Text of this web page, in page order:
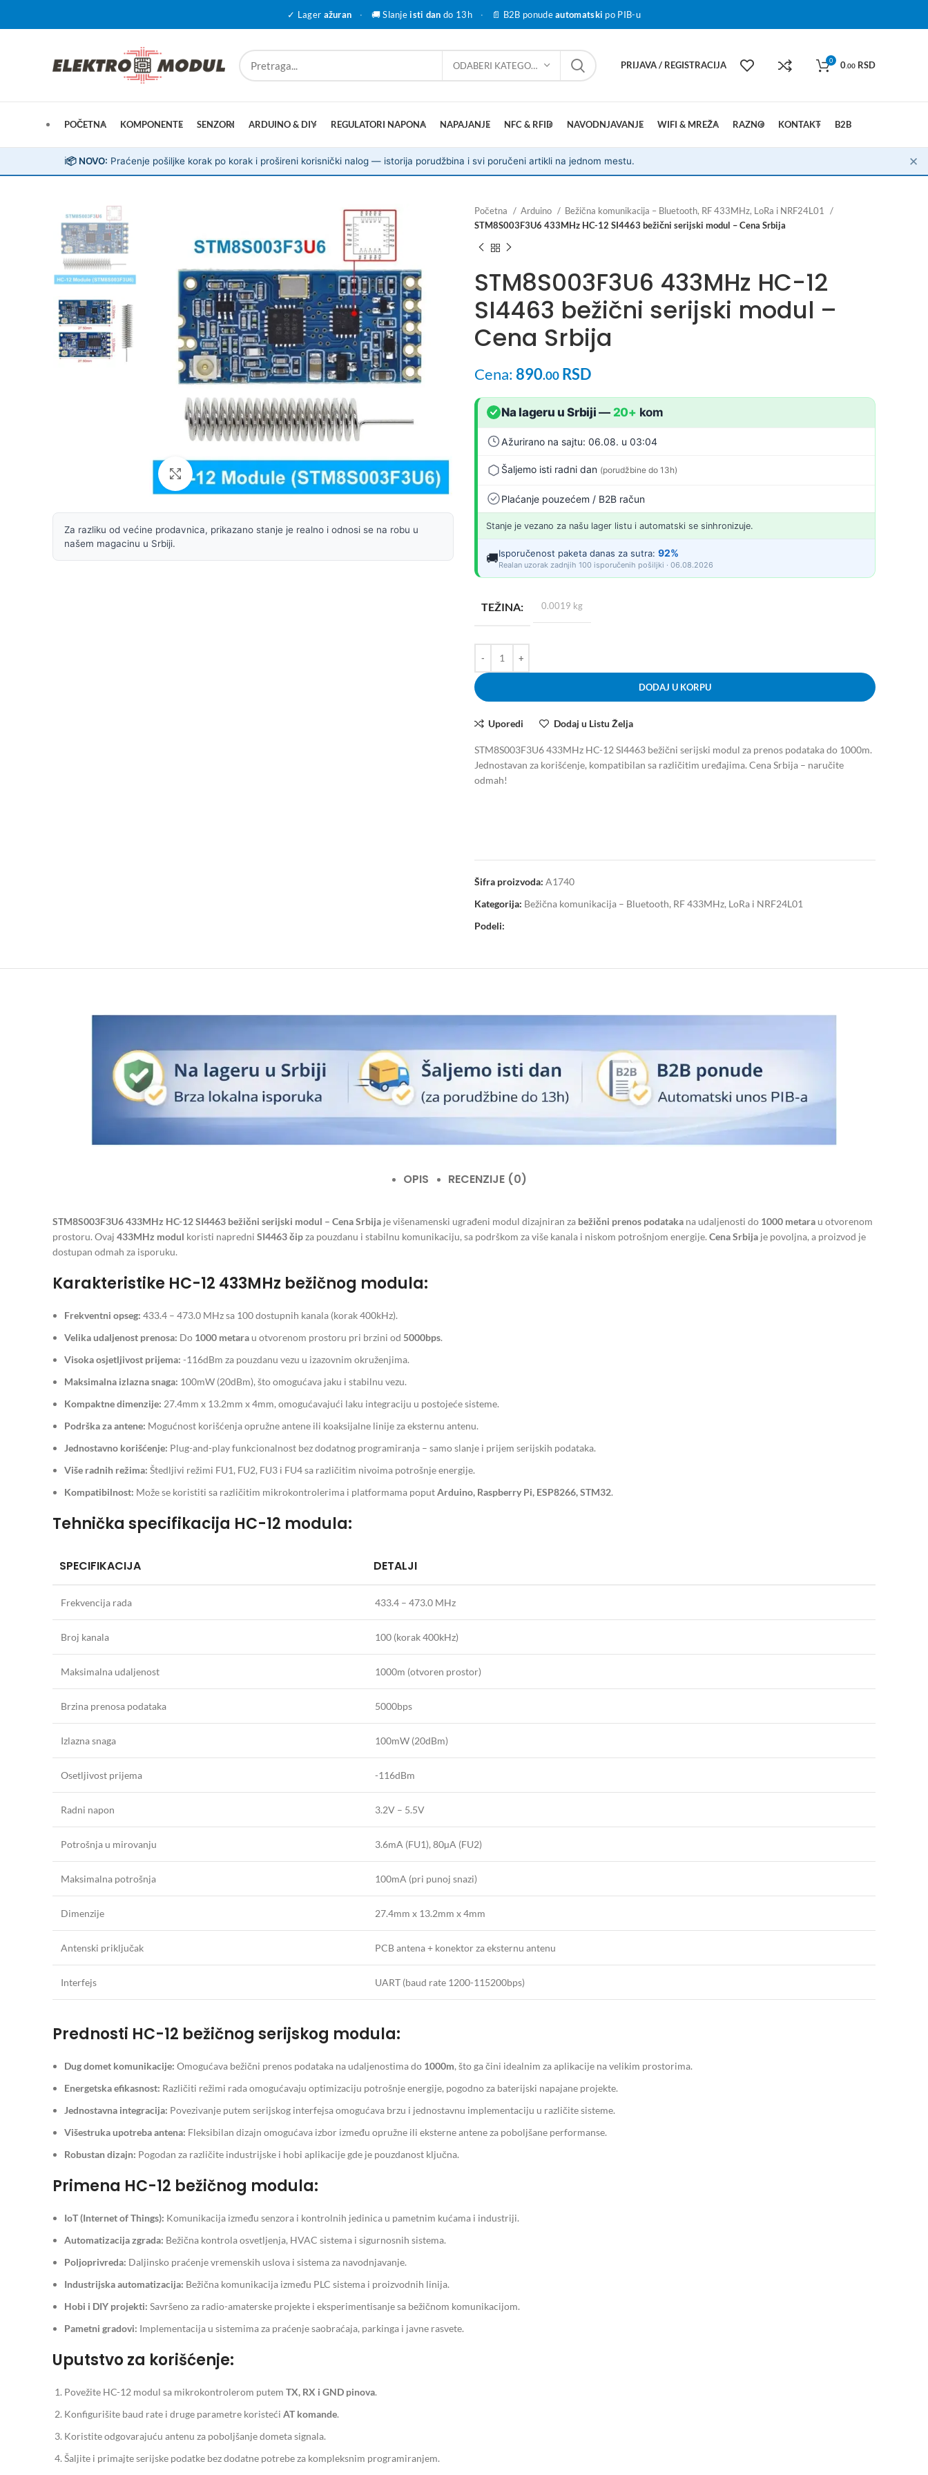
✓ Lager ažuran · 🚚 Slanjeisti dan do 13h · 📄 B2B ponudeautomatski po PIB-u
ODABERI KATEGORIJU PRIJAVA / REGISTRACIJA 0 0.00 RSD
POČETNA KOMPONENTE SENZORI ARDUINO & DIY REGULATORI NAPONA NAPAJANJE NFC & RFID NAVODNJAVANJE WIFI & MREŽA RAZNO KONTAKT B2B
ℹ️📦 NOVO: Praćenje pošiljke korak po korak i prošireni korisnički nalog — istorija porudžbina i svi poručeni artikli na jednom mestu. ✕
Uvećaj sliku
Za razliku od većine prodavnica, prikazano stanje je realno i odnosi se na robu u
našem magacinu u Srbiji.
Početna Arduino
Bežična komunikacija – Bluetooth, RF 433MHz, LoRa i NRF24L01
STM8S003F3U6 433MHz HC-12 SI4463 bežični serijski modul – Cena Srbija
STM8S003F3U6 433MHz HC-12
SI4463 bežični serijski modul –
Cena Srbija
Cena: 890.00 RSD
Na lageru u Srbiji — 20+ kom
Ažurirano na sajtu: 06.08. u 03:04
Šaljemo isti radni dan (porudžbine do 13h)
Plaćanje pouzećem / B2B račun
Stanje je vezano za našu lager listu i automatski se sinhronizuje.
🚚Isporučenost paketa danas za sutra: 92%
Realan uzorak zadnjih 100 isporučenih pošiljki · 06.08.2026
TEŽINA 0.0019 kg
DODAJ U KORPU
Uporedi Dodaj u Listu Želja
STM8S003F3U6 433MHz HC-12 SI4463 bežični serijski modul za prenos podataka do 1000m.
Jednostavan za korišćenje, kompatibilan sa različitim uređajima. Cena Srbija – naručite
odmah!
Šifra proizvoda: A1740
Kategorija: Bežična komunikacija – Bluetooth, RF 433MHz, LoRa i NRF24L01
Podeli:
OPIS RECENZIJE (0)
STM8S003F3U6 433MHz HC-12 SI4463 bežični serijski modul – Cena Srbija je višenamenski ugrađeni modul dizajniran za bežični prenos podataka na udaljenosti do 1000 metara u otvorenom
prostoru. Ovaj 433MHz modul koristi napredni SI4463 čipza pouzdanu i stabilnu komunikaciju, sa podrškom za više kanala i niskom potrošnjom energije. Cena Srbija je povoljna, a proizvod je
dostupan odmah za isporuku.
Karakteristike HC-12 433MHz bežičnog modula:
Frekventni opseg: 433.4 – 473.0 MHz sa 100 dostupnih kanala (korak 400kHz).
Velika udaljenost prenosa: Do 1000 metara u otvorenom prostoru pri brzini od 5000bps.
Visoka osjetljivost prijema: -116dBm za pouzdanu vezu u izazovnim okruženjima.
Maksimalna izlazna snaga: 100mW (20dBm), što omogućava jaku i stabilnu vezu.
Kompaktne dimenzije: 27.4mm x 13.2mm x 4mm, omogućavajući laku integraciju u postojeće sisteme.
Podrška za antene: Mogućnost korišćenja opružne antene ili koaksijalne linije za eksternu antenu.
Jednostavno korišćenje: Plug-and-play funkcionalnost bez dodatnog programiranja – samo slanje i prijem serijskih podataka.
Više radnih režima: Štedljivi režimi FU1, FU2, FU3 i FU4 sa različitim nivoima potrošnje energije.
Kompatibilnost: Može se koristiti sa različitim mikrokontrolerima i platformama poputArduino, Raspberry Pi, ESP8266, STM32.
Tehnička specifikacija HC-12 modula:
SPECIFIKACIJA DETALJI
Frekvencija rada 433.4 – 473.0 MHz
Broj kanala 100 (korak 400kHz)
Maksimalna udaljenost 1000m (otvoren prostor)
Brzina prenosa podataka 5000bps
Izlazna snaga 100mW (20dBm)
Osetljivost prijema -116dBm
Radni napon 3.2V – 5.5V
Potrošnja u mirovanju 3.6mA (FU1), 80µA (FU2)
Maksimalna potrošnja 100mA (pri punoj snazi)
Dimenzije 27.4mm x 13.2mm x 4mm
Antenski priključak PCB antena + konektor za eksternu antenu
Interfejs UART (baud rate 1200-115200bps)
Prednosti HC-12 bežičnog serijskog modula:
Dug domet komunikacije: Omogućava bežični prenos podataka na udaljenostima do 1000m, što ga čini idealnim za aplikacije na velikim prostorima.
Energetska efikasnost: Različiti režimi rada omogućavaju optimizaciju potrošnje energije, pogodno za baterijski napajane projekte.
Jednostavna integracija: Povezivanje putem serijskog interfejsa omogućava brzu i jednostavnu implementaciju u različite sisteme.
Višestruka upotreba antena: Fleksibilan dizajn omogućava izbor između opružne ili eksterne antene za poboljšane performanse.
Robustan dizajn: Pogodan za različite industrijske i hobi aplikacije gde je pouzdanost ključna.
Primena HC-12 bežičnog modula:
IoT (Internet of Things): Komunikacija između senzora i kontrolnih jedinica u pametnim kućama i industriji.
Automatizacija zgrada: Bežična kontrola osvetljenja, HVAC sistema i sigurnosnih sistema.
Poljoprivreda: Daljinsko praćenje vremenskih uslova i sistema za navodnjavanje.
Industrijska automatizacija: Bežična komunikacija između PLC sistema i proizvodnih linija.
Hobi i DIY projekti: Savršeno za radio-amaterske projekte i eksperimentisanje sa bežičnom komunikacijom.
Pametni gradovi: Implementacija u sistemima za praćenje saobraćaja, parkinga i javne rasvete.
Uputstvo za korišćenje:
Povežite HC-12 modul sa mikrokontrolerom putem TX, RX i GND pinova.
Konfigurišite baud rate i druge parametre koristeći AT komande.
Koristite odgovarajuću antenu za poboljšanje dometa signala.
Šaljite i primajte serijske podatke bez dodatne potrebe za kompleksnim programiranjem.